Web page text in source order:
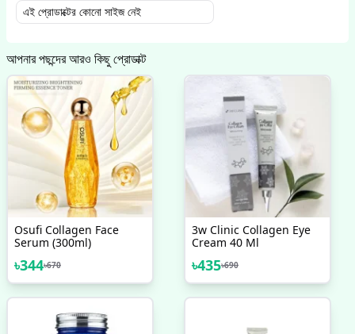
এই প্রোডাক্টের কোনো সাইজ নেই
আপনার পছন্দের আরও কিছু প্রোডাক্ট
Osufi Collagen Face
Serum (300ml)
৳344৳670
3w Clinic Collagen Eye
Cream 40 Ml
৳435৳690